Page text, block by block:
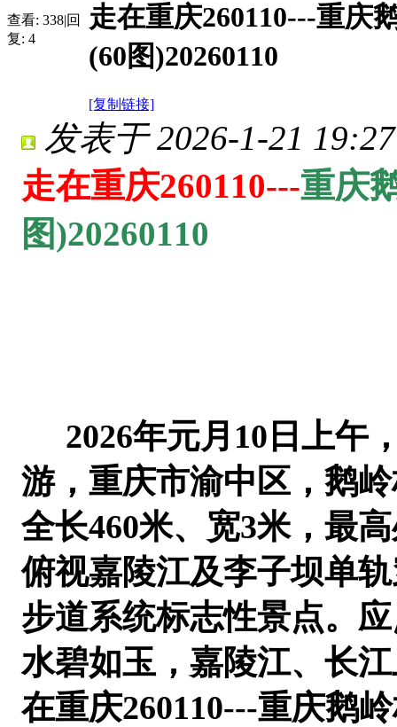
查看: 338|回
复: 4
走在重庆260110---重庆
(60图)20260110
[复制链接]
发表于 2026-1-21
走在重庆260110---重庆
图)20260110
2026年元月10日上午
游，重庆市渝中区，鹅
全长460米、宽3米，最
俯视嘉陵江及李子坝单
步道系统标志性景点。
水碧如玉，嘉陵江、长
在重庆260110---重庆鹅